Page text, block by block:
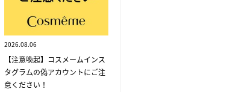
2026.08.06
【注意喚起】コスメームインス
タグラムの偽アカウントにご注
意ください！